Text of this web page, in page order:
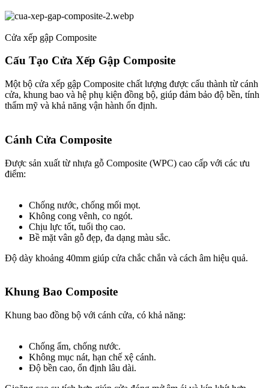
Cửa xếp gập Composite
Cấu Tạo Cửa Xếp Gập Composite​
Một bộ cửa xếp gập Composite chất lượng được cấu thành từ cánh
cửa, khung bao và hệ phụ kiện đồng bộ, giúp đảm bảo độ bền, tính
thẩm mỹ và khả năng vận hành ổn định.
Cánh Cửa Composite​
Được sản xuất từ nhựa gỗ Composite (WPC) cao cấp với các ưu
điểm:
Chống nước, chống mối mọt.
Không cong vênh, co ngót.
Chịu lực tốt, tuổi thọ cao.
Bề mặt vân gỗ đẹp, đa dạng màu sắc.
Độ dày khoảng 40mm giúp cửa chắc chắn và cách âm hiệu quả.
Khung Bao Composite​
Khung bao đồng bộ với cánh cửa, có khả năng:
Chống ẩm, chống nước.
Không mục nát, hạn chế xệ cánh.
Độ bền cao, ổn định lâu dài.